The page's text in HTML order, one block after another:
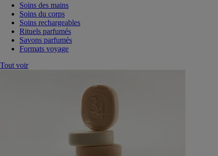
Soins des mains
Soins du corps
Soins rechargeables
Rituels parfumés
Savons parfumés
Formats voyage
Tout voir